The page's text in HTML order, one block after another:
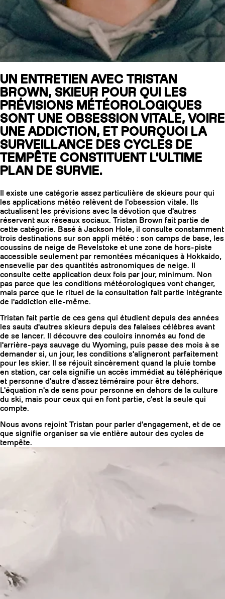
SLAP 104
LITE
SLAP 92
UBAC 102
COUTEAUX
UN ENTRETIEN AVEC TRISTAN
BROWN, SKIEUR POUR QUI LES
PRÉVISIONS MÉTÉOROLOGIQUES
SONT UNE OBSESSION VITALE, VOIRE
UNE ADDICTION, ET POURQUOI LA
SURVEILLANCE DES CYCLES DE
TEMPÊTE CONSTITUENT L'ULTIME
PLAN DE SURVIE.
Il existe une catégorie assez particulière de skieurs pour qui
les applications météo relèvent de l'obsession vitale. Ils
actualisent les prévisions avec la dévotion que d'autres
réservent aux réseaux sociaux. Tristan Brown fait partie de
cette catégorie. Basé à Jackson Hole, il consulte constamment
trois destinations sur son appli météo : son camps de base, les
coussins de neige de Revelstoke et une zone de hors-piste
accessible seulement par remontées mécaniques à Hokkaido,
ensevelie par des quantités astronomiques de neige. Il
consulte cette application deux fois par jour, minimum. Non
pas parce que les conditions météorologiques vont changer,
mais parce que le rituel de la consultation fait partie intégrante
de l'addiction elle-même.
Tristan fait partie de ces gens qui étudient depuis des années
les sauts d'autres skieurs depuis des falaises célèbres avant
de se lancer. Il découvre des couloirs innomés au fond de
l'arrière-pays sauvage du Wyoming, puis passe des mois à se
demander si, un jour, les conditions s'aligneront parfaitement
pour les skier. Il se réjouit sincèrement quand la pluie tombe
en station, car cela signifie un accès immédiat au téléphérique
et personne d'autre d'assez téméraire pour être dehors.
L'équation n'a de sens pour personne en dehors de la culture
du ski, mais pour ceux qui en font partie, c'est la seule qui
compte.
Nous avons rejoint Tristan pour parler d'engagement, et de ce
que signifie organiser sa vie entière autour des cycles de
tempête.